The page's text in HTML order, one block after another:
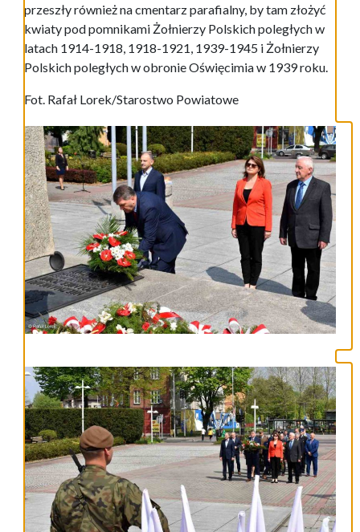
przeszły również na cmentarz parafialny, by tam złożyć
kwiaty pod pomnikami Żołnierzy Polskich poległych w
latach 1914-1918, 1918-1921, 1939-1945 i Żołnierzy
Polskich poległych w obronie Oświęcimia w 1939 roku.
Fot. Rafał Lorek/Starostwo Powiatowe